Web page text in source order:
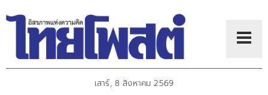
เสาร์, 8 สิงหาคม 2569